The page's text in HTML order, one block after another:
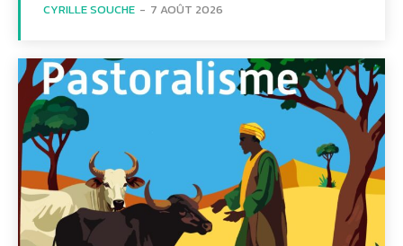
CYRILLE SOUCHE - 7 AOÛT 2026